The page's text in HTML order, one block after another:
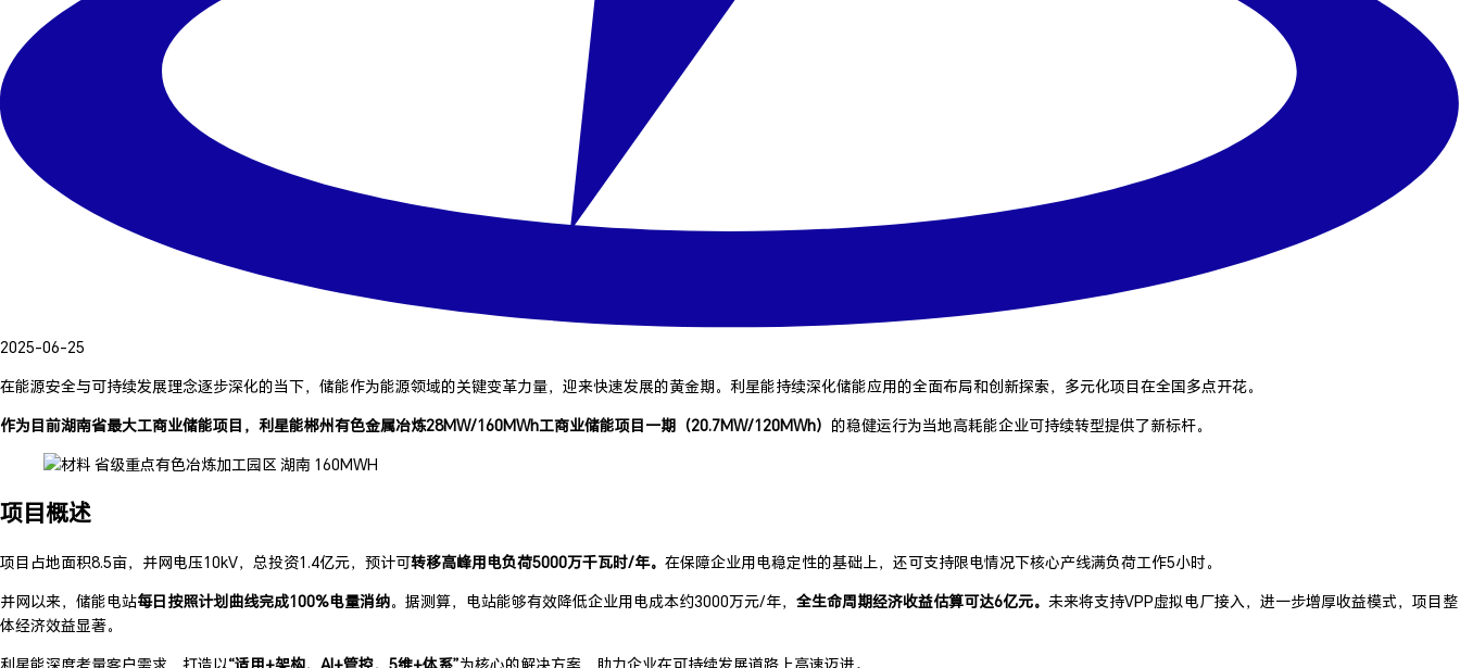
2025-06-25
在能源安全与可持续发展理念逐步深化的当下，储能作为能源领域的关键变革力量，迎来快速发展的黄金期。利星能持续深化储能应用的全面布局和创新探索，多元化项目在全国多点开花。
作为目前湖南省最大工商业储能项目，利星能郴州有色金属冶炼28MW/160MWh工商业储能项目一期（20.7MW/120MWh） 的稳健运行为当地高耗能企业可持续转型提供了新标杆。
项目概述
项目占地面积8.5亩，并网电压10kV，总投资1.4亿元，预计可转移高峰用电负荷5000万千瓦时/年。 在保障企业用电稳定性的基础上，还可支持限电情况下核心产线满负荷工作5小时。
并网以来，储能电站每日按照计划曲线完成100%电量消纳。据测算，电站能够有效降低企业用电成本约3000万元/年， 全生命周期经济收益估算可达6亿元。 未来将支持VPP虚拟电厂接入，进一步增厚收益模式，项目整
体经济效益显著。